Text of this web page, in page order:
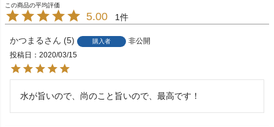
5.00 1
かつまる 5 購入者
非公開
投稿日
2020/03/15
水が旨いので、尚のこと旨いので、最高です！